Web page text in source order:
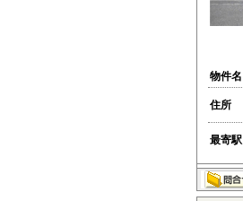
物件名
住所
最寄駅